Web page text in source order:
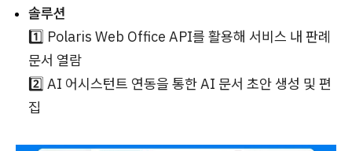
솔루션
1️⃣ Polaris Web Office API를 활용해 서비스 내 판례
문서 열람
2️⃣ AI 어시스턴트 연동을 통한 AI 문서 초안 생성 및 편
집